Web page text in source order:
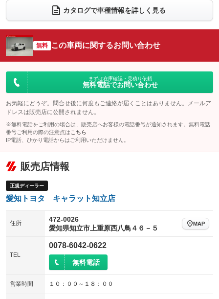
電動リアゲート フロントカメラ
：装備なし
シートエアコン
：装備なし 全周囲カメラ
：装備なし
サイドカメラ
：装備なし ルーフレール
：装備なし
エアサスペンション ヘッドライトウォッシャー
カタログで車種情報を詳しく見る
無料 この車両に関するお問い合わせ
まずは在庫確認・見積り依頼
無料電話でお問い合わせ
お気軽にどうぞ。問合せ後に何度もご連絡が届くことはありません。メールア
ドレスは販売店に公開されません。
※無料電話をご利用の場合は、販売店へお客様の電話番号が通知されます。無料電話
番号ご利用の際の注意点は こちら
IP電話、ひかり電話からはご利用いただけません。
販売店情報
正規ディーラー
愛知トヨタ キャラット知立店
住所
472-0026
愛知県知立市上重原西八鳥４６－５
MAP
TEL
0078-6042-0622
無料電話
営業時間 １０：００～１８：００